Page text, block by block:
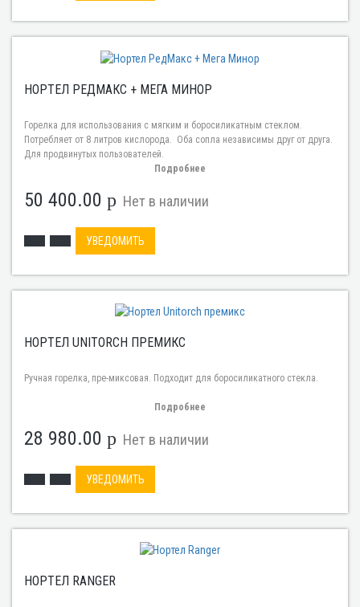
НОРТЕЛ РЕДМАКС + МЕГА МИНОР
Горелка для использования с мягким и боросиликатным стеклом.
Потребляет от 8 литров кислорода. Оба сопла независимы друг от друга.
Для продвинутых пользователей.
Подробнее
50 400.00 p Нет в наличии
УВЕДОМИТЬ
НОРТЕЛ UNITORCH ПРЕМИКС
Ручная горелка, пре-миксовая. Подходит для боросиликатного стекла.
Подробнее
28 980.00 p Нет в наличии
УВЕДОМИТЬ
НОРТЕЛ RANGER